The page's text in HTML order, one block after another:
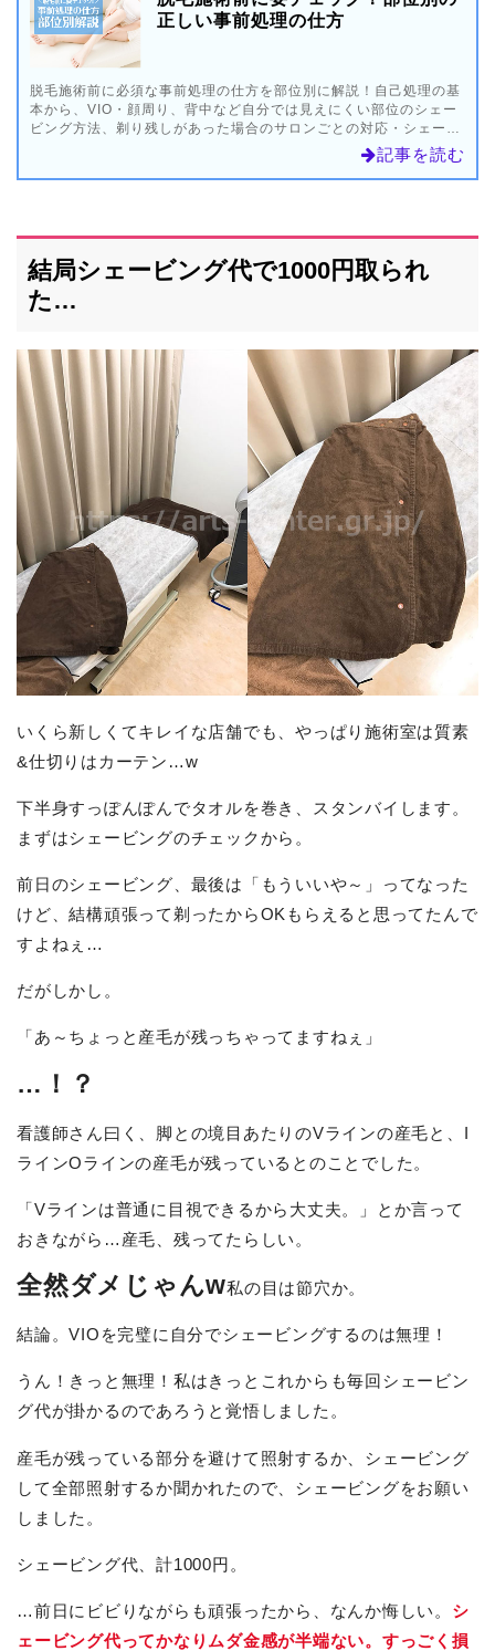
正しい事前処理の仕方
脱毛施術前に必須な事前処理の仕方を部位別に解説！自己処理の基
本から、VIO・顔周り、背中など自分では見えにくい部位のシェー
ビング方法、剃り残しがあった場合のサロンごとの対応・シェービ
ングサービスの比較、やってはいけない事前処理など、自己処理に
記事を読む
結局シェービング代で1000円取られ
た…
いくら新しくてキレイな店舗でも、やっぱり施術室は質素
&仕切りはカーテン…w
下半身すっぽんぽんでタオルを巻き、スタンバイします。
まずはシェービングのチェックから。
前日のシェービング、最後は「もういいや～」ってなった
けど、結構頑張って剃ったからOKもらえると思ってたんで
すよねぇ…
だがしかし。
「あ～ちょっと産毛が残っちゃってますねぇ」
…！？
看護師さん曰く、脚との境目あたりのVラインの産毛と、I
ラインOラインの産毛が残っているとのことでした。
「Vラインは普通に目視できるから大丈夫。」とか言って
おきながら…産毛、残ってたらしい。
全然ダメじゃんw私の目は節穴か。
結論。VIOを完璧に自分でシェービングするのは無理！
うん！きっと無理！私はきっとこれからも毎回シェービン
グ代が掛かるのであろうと覚悟しました。
産毛が残っている部分を避けて照射するか、シェービング
して全部照射するか聞かれたので、シェービングをお願い
しました。
シェービング代、計1000円。
…前日にビビりながらも頑張ったから、なんか悔しい。 シ
ェービング代ってかなりムダ金感が半端ない。すっごく損